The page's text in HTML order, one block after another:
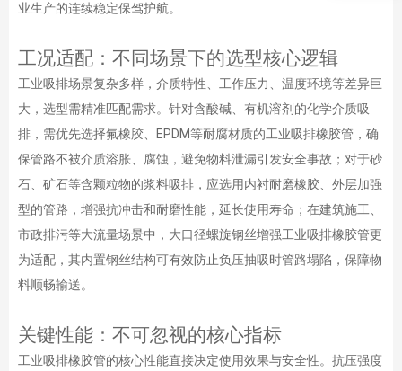
业生产的连续稳定保驾护航。
工况适配：不同场景下的选型核心逻辑
工业吸排场景复杂多样，介质特性、工作压力、温度环境等差异巨
大，选型需精准匹配需求。针对含酸碱、有机溶剂的化学介质吸
排，需优先选择氟橡胶、EPDM等耐腐材质的工业吸排橡胶管，确
保管路不被介质溶胀、腐蚀，避免物料泄漏引发安全事故；对于砂
石、矿石等含颗粒物的浆料吸排，应选用内衬耐磨橡胶、外层加强
型的管路，增强抗冲击和耐磨性能，延长使用寿命；在建筑施工、
市政排污等大流量场景中，大口径螺旋钢丝增强工业吸排橡胶管更
为适配，其内置钢丝结构可有效防止负压抽吸时管路塌陷，保障物
料顺畅输送。
关键性能：不可忽视的核心指标
工业吸排橡胶管的核心性能直接决定使用效果与安全性。抗压强度